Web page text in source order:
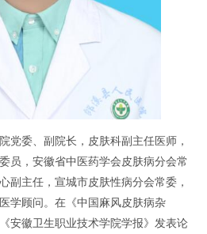
党委、副院长，皮肤科副主任医师，
员，安徽省中医药学会皮肤病分会常
副主任，宣城市皮肤性病分会常委，
学顾问。在《中国麻风皮肤病杂
安徽卫生职业技术学院学报》发表论